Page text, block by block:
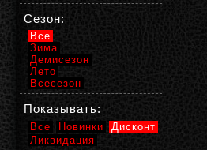
Сезон:
Все
Зима
Демисезон
Лето
Всесезон
Показывать:
Все Новинки
Дисконт
Ликвидация